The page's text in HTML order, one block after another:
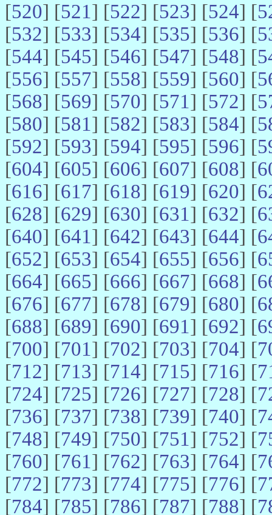
[520] [521] [522] [523] [524] [
[532] [533] [534] [535] [536] [
[544] [545] [546] [547] [548] [
[556] [557] [558] [559] [560] [
[568] [569] [570] [571] [572] [
[580] [581] [582] [583] [584] [
[592] [593] [594] [595] [596] [
[604] [605] [606] [607] [608] [
[616] [617] [618] [619] [620] [
[628] [629] [630] [631] [632] [
[640] [641] [642] [643] [644] [
[652] [653] [654] [655] [656] [
[664] [665] [666] [667] [668] [
[676] [677] [678] [679] [680] [
[688] [689] [690] [691] [692] [
[700] [701] [702] [703] [704] [
[712] [713] [714] [715] [716] [
[724] [725] [726] [727] [728] [
[736] [737] [738] [739] [740] [
[748] [749] [750] [751] [752] [
[760] [761] [762] [763] [764] [
[772] [773] [774] [775] [776] [
[784] [785] [786] [787] [788] [